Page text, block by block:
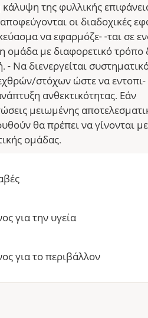
της φυλλικής
οι διαδοχικές
να εφαρμόζε- -ται σε
ομάδα με διαφορετικό τρόπο
- Να διενεργείται
στόχων ώστε να εντοπι-
ανθεκτικότητας. Εάν
μειωμένης
θα πρέπει να γίνονται με
ομάδας.
για την υγεία
για το περιβάλλον